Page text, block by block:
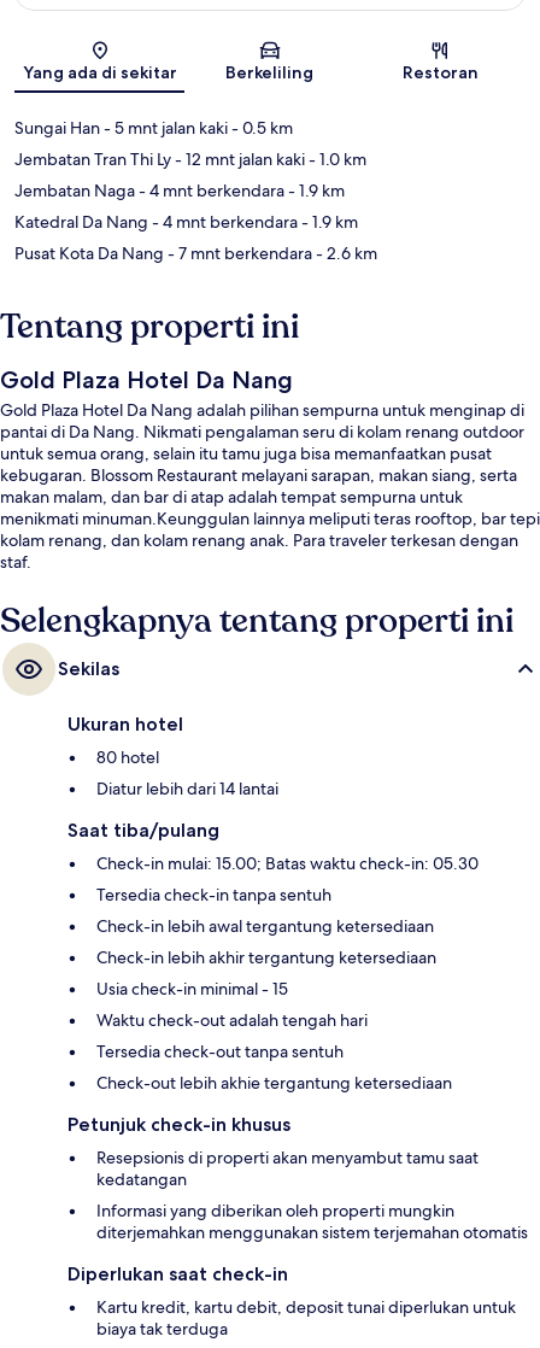
Yang ada di sekitar Berkeliling Restoran
Sungai Han- 5 mnt jalan kaki- 0.5 km
Jembatan Tran Thi Ly- 12 mnt jalan kaki- 1.0 km
Jembatan Naga- 4 mnt berkendara- 1.9 km
Katedral Da Nang - 4 mnt berkendara- 1.9 km
Pusat Kota Da Nang - 7 mnt berkendara- 2.6 km
Tentang properti ini
Gold Plaza Hotel Da Nang
Gold Plaza Hotel Da Nang adalah pilihan sempurna untuk menginap di
pantai di Da Nang. Nikmati pengalaman seru di kolam renang outdoor
untuk semua orang, selain itu tamu juga bisa memanfaatkan pusat
kebugaran. Blossom Restaurant melayani sarapan, makan siang, serta
makan malam, dan bar di atap adalah tempat sempurna untuk
menikmati minuman.Keunggulan lainnya meliputi teras rooftop, bar tepi
kolam renang, dan kolam renang anak. Para traveler terkesan dengan
staf.
Selengkapnya tentang properti ini
Sekilas
Ukuran hotel
80 hotel
Diatur lebih dari 14 lantai
Saat tiba/pulang
Check-in mulai: 15.00; Batas waktu check-in: 05.30
Tersedia check-in tanpa sentuh
Check-in lebih awal tergantung ketersediaan
Check-in lebih akhir tergantung ketersediaan
Usia check-in minimal - 15
Waktu check-out adalah tengah hari
Tersedia check-out tanpa sentuh
Check-out lebih akhie tergantung ketersediaan
Petunjuk check-in khusus
Resepsionis di properti akan menyambut tamu saat
kedatangan
Informasi yang diberikan oleh properti mungkin
diterjemahkan menggunakan sistem terjemahan otomatis
Diperlukan saat check-in
Kartu kredit, kartu debit, deposit tunai diperlukan untuk
biaya tak terduga